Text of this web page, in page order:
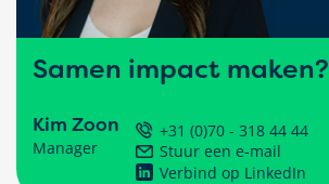
Samen impact maken?
Kim Zoon
Manager
+31 (0)70 - 318 44 44
Stuur een e-mail
Verbind op LinkedIn